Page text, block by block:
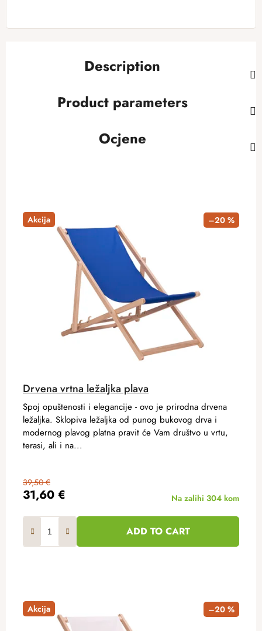
Description
Product parameters
Ocjene
Akcija –20 %
Drvena vrtna ležaljka plava
31,60 €
39,50 €
Na zalihi 304 kom
ADD TO CART
Spoj opuštenosti i elegancije - ovo je prirodna drvena
ležaljka. Sklopiva ležaljka od punog bukovog drva i
modernog plavog platna pravit će Vam društvo u vrtu,
terasi, ali i na...
Akcija –20 %